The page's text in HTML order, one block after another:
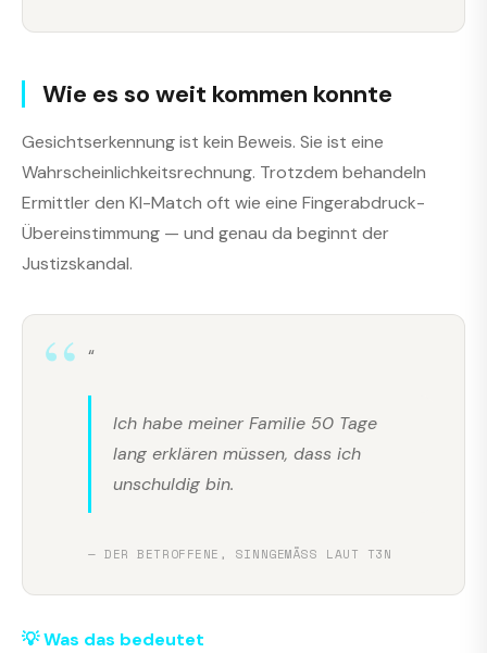
Wie es so weit kommen konnte
Gesichtserkennung ist kein Beweis. Sie ist eine
Wahrscheinlichkeitsrechnung. Trotzdem behandeln
Ermittler den KI-Match oft wie eine Fingerabdruck-
Übereinstimmung — und genau da beginnt der
Justizskandal.
“
Ich habe meiner Familie 50 Tage
lang erklären müssen, dass ich
unschuldig bin.
— DER BETROFFENE, SINNGEMÄSS LAUT T3N
💡 Was das bedeutet